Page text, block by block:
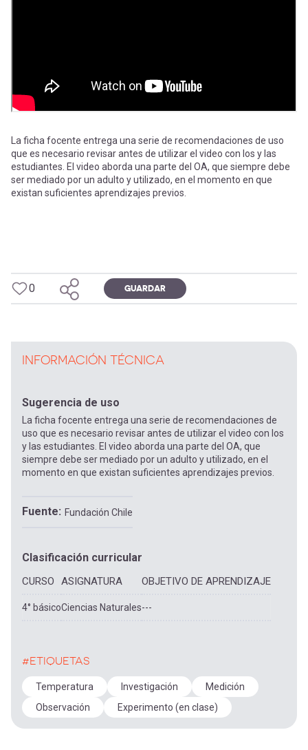
Menú
entrar
a
navegación
La ficha focente entrega una serie de recomendaciones de uso
que es necesario revisar antes de utilizar el video con los y las
estudiantes. El video aborda una parte del OA, que siempre debe
ser mediado por un adulto y utilizado, en el momento en que
existan suficientes aprendizajes previos.
0 GUARDAR
INFORMACIÓN TÉCNICA
Sugerencia de uso
La ficha focente entrega una serie de recomendaciones de
uso que es necesario revisar antes de utilizar el video con los
y las estudiantes. El video aborda una parte del OA, que
siempre debe ser mediado por un adulto y utilizado, en el
momento en que existan suficientes aprendizajes previos.
Fuente Fundación Chile
Clasificación curricular
CURSO ASIGNATURA OBJETIVO DE APRENDIZAJE
4° básicoCiencias Naturales---
#ETIQUETAS
Temperatura Investigación
Medición
Observación
Experimento (en clase)